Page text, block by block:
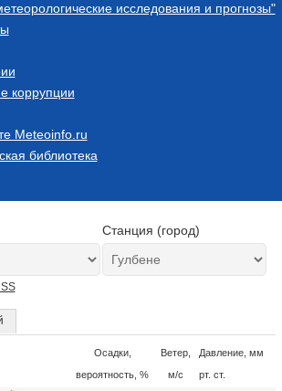
исследования и прогнозы"
коррупции
Meteoinfo.ru
библиотека
Станция (город)
Осадки,
вероятность, %
Ветер,
м/с
Давление, мм
рт. ст.